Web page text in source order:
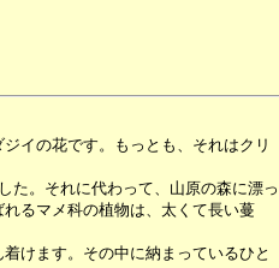
イの花です。もっとも、それはクリ
た。それに代わって、山原の森に漂っ
るマメ科の植物は、太くて長い蔓
けます。その中に納まっているひと